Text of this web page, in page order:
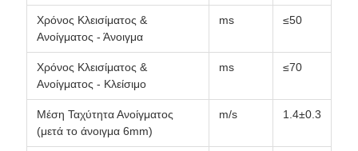
Χρόνος Κλεισίματος &
Ανοίγματος - Άνοιγμα
ms ≤50
Χρόνος Κλεισίματος &
Ανοίγματος - Κλείσιμο
ms ≤70
Μέση Ταχύτητα Ανοίγματος
(μετά το άνοιγμα 6mm)
m/s 1.4±0.3